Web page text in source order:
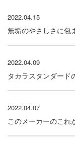
2022.04.15
無垢のやさしさに
2022.04.09
タカラスタンダード
2022.04.07
このメーカーのこれ